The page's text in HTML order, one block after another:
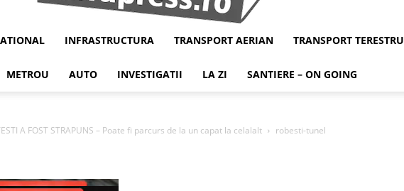
Infrapress
INFRASTRUCTURA TRANSPORT AERIAN TRANSPORT TERESTRU
METROU AUTO INVESTIGATII LA ZI SANTIERE – ON GOING
A FOST STRAPUNS – Poate fi parcurs de la un capat la celalalt robesti-tunel